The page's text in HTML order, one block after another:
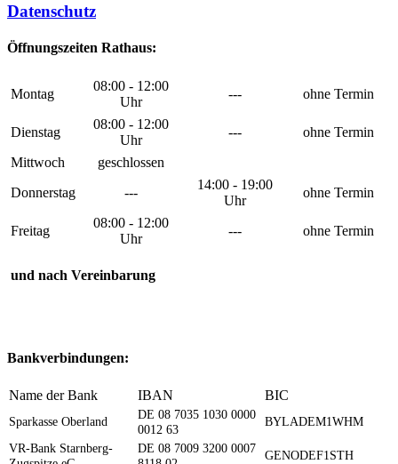
Datenschutz
Öffnungszeiten Rathaus:
Montag
08:00 - 12:00
Uhr
--- ohne Termin
Dienstag
08:00 - 12:00
Uhr
---
ohne Termin
Mittwoch
geschlossen
Donnerstag
---
14:00 - 19:00
Uhr
ohne Termin
Freitag
08:00 - 12:00
Uhr
--- ohne Termin
und nach Vereinbarung
Bankverbindungen:
Name der Bank IBAN BIC
Sparkasse Oberland
DE 08 7035 1030 0000
0012 63
BYLADEM1WHM
VR-Bank Starnberg-
DE 08 7009 3200 0007
GENODEF1STH